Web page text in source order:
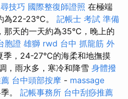
技巧 國際整復師證照 在極端
為22-23°C。 記帳士 考試 準備
那天的一天約為35°C，晚上的
胞證 雄獅 rwd 台中 抓龍筋 外
季，24-27°C的海柔和地撫摸
，雨水多，寒冷和降雪 身體撥
台中頭部按摩 - massage
。 記帳事務所 台中刮痧推薦